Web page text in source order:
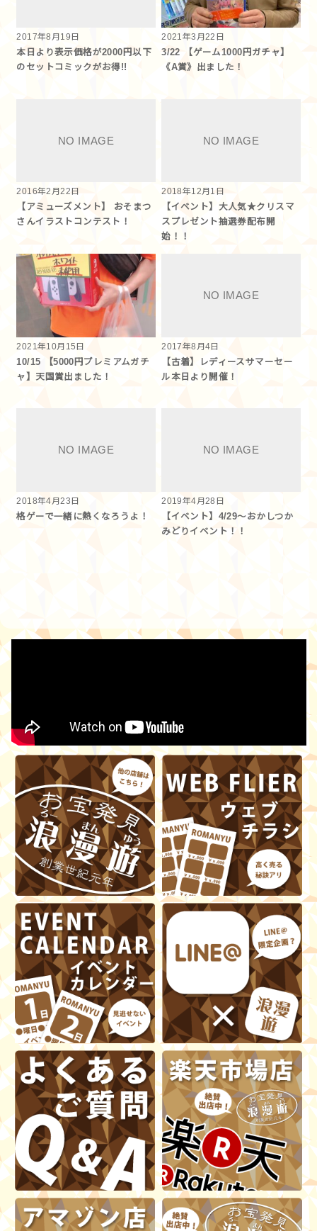
2017年8月19日
本日より表示価格が2000円以下
のセットコミックがお得!!
2021年3月22日
3/22 【ゲーム1000円ガチャ】
《A賞》出ました！
2016年2月22日
【アミューズメント】 おそまつ
さんイラストコンテスト！
2018年12月1日
【イベント】大人気★クリスマ
スプレゼント抽選券配布開
始！！
2021年10月15日
10/15 【5000円プレミアムガチ
ャ】天国賞出ました！
2017年8月4日
【古着】レディースサマーセー
ル本日より開催！
2018年4月23日
格ゲーで一緒に熱くなろうよ！
2019年4月28日
【イベント】4/29～おかしつか
みどりイベント！！